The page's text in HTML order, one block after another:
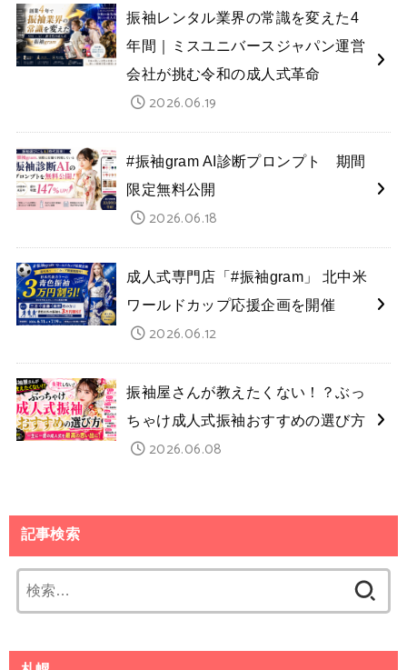
振袖レンタル業界の常識を変えた4
年間｜ミスユニバースジャパン運営
会社が挑む令和の成人式革命
2026.06.19
#振袖gram AI診断プロンプト 期間
限定無料公開
2026.06.18
成人式専門店「#振袖gram」 北中米
ワールドカップ応援企画を開催
2026.06.12
振袖屋さんが教えたくない！？ぶっ
ちゃけ成人式振袖おすすめの選び方
2026.06.08
記事検索
索: